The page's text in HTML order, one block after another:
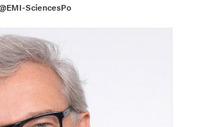
SciencesPo